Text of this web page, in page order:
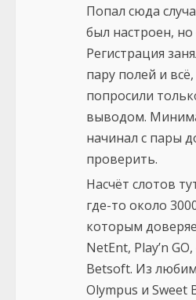
Попал сюда
был настроен, но
Регистрация
пару полей и
попросили
выводом.
начинал с пары
проверить.
Насчёт слотов
где-то около
которым
NetEnt, Play’n
Betsoft. Из
Olympus и Sweet